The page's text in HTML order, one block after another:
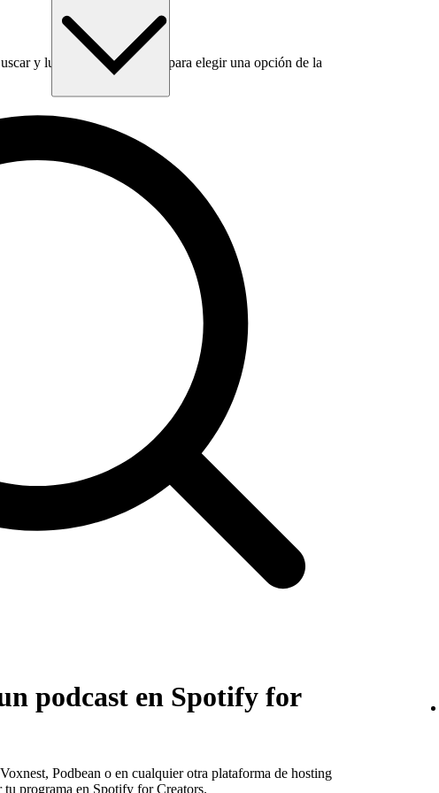
y luego usa la tecla Tab para elegir una opción de la
podcast en Spotify for
Podbean o en cualquier otra plataforma de hosting
tu programa en Spotify for Creators.